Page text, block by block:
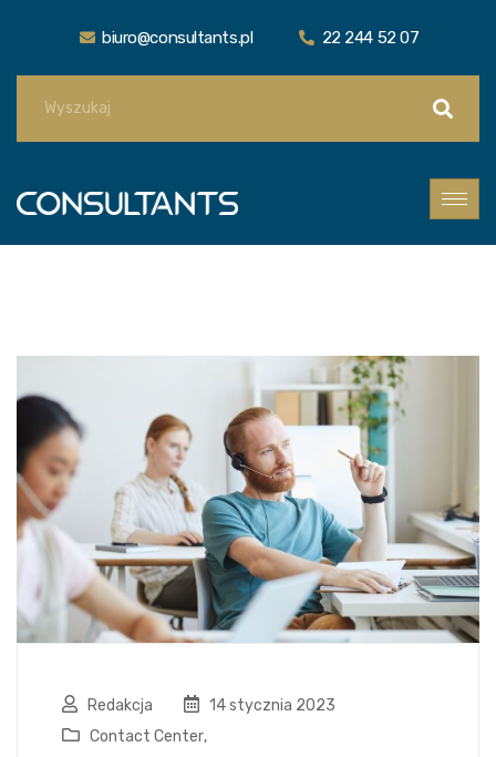
biuro@consultants.pl 22 244 52 07
Redakcja
14 stycznia 2023
Contact Center,